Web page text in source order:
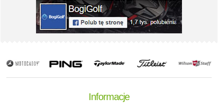
Informacje